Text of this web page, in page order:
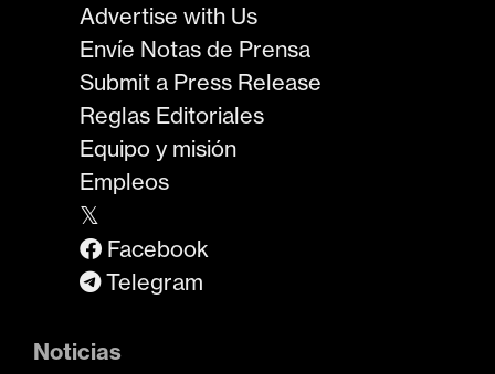
Advertise with Us
Envíe Notas de Prensa
Submit a Press Release
Reglas Editoriales
Equipo y misión
Empleos
𝕏
Facebook
Telegram
Noticias